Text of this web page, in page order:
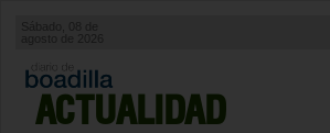
ACTUALIDAD
Sábado, 08 de
agosto de 2026